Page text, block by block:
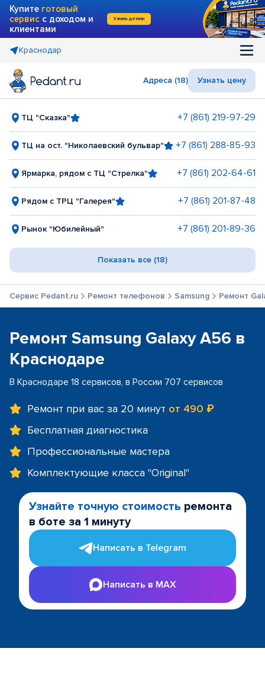
Купите готовый
сервис с доходом и
клиентами
Узнать детали
Краснодар
Адреса (18) Узнать цену
ТЦ "Сказка" +7 (861) 219-97-29
ТЦ на ост. "Николаевский бульвар" +7 (861) 288-85-93
Ярмарка, рядом с ТЦ "Стрелка" +7 (861) 202-64-61
Рядом с ТРЦ "Галерея" +7 (861) 201-87-48
Рынок "Юбилейный" +7 (861) 201-89-36
Показать все (18)
Сервис Pedant.ru Ремонт телефонов Samsung Ремонт
Ремонт Samsung Galaxy A56 в
Краснодаре
В Краснодаре 18 сервисов, в России 707 сервисов
Ремонт при вас за 20 минут от 490 ₽
Бесплатная диагностика
Профессиональные мастера
Комплектующие класса "Original"
Узнайте точную стоимость ремонта
в боте за 1 минуту
Написать в Telegram
Написать в MAX